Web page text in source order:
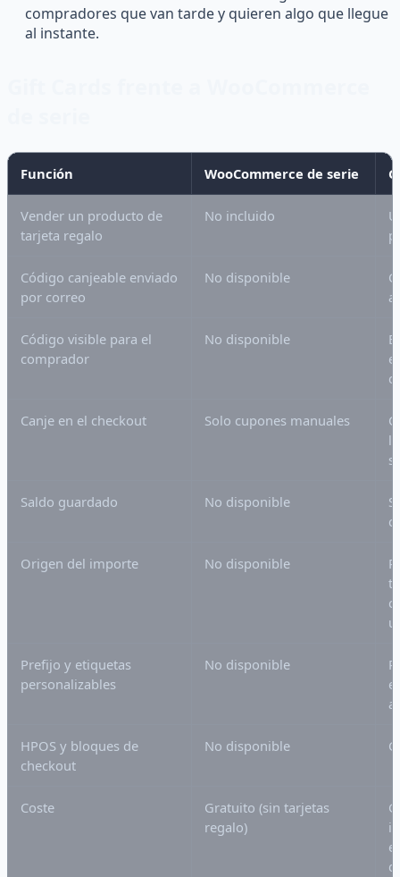
compradores que van tarde y quieren algo que llegue
al instante.
Función WooCommerce de serie
Vender un producto de
tarjeta regalo
No incluido
Código canjeable enviado
por correo
No disponible
Código visible para el
comprador
No disponible
Canje en el checkout Solo cupones manuales
Saldo guardado No disponible
Origen del importe No disponible
Prefijo y etiquetas
personalizables
No disponible
HPOS y bloques de
checkout
No disponible
Coste
Gratuito (sin tarjetas
regalo)